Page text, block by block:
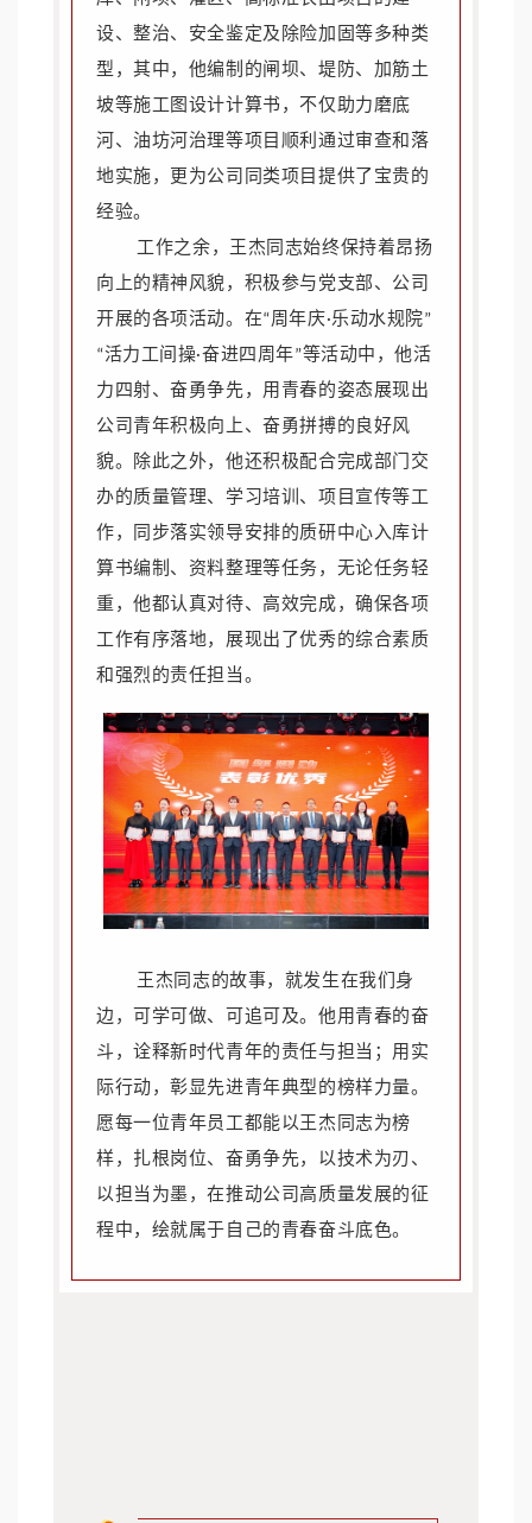
设、整治、安全鉴定及除险加固等多种类
型，其中，他编制的闸坝、堤防、加筋土
坡等施工图设计计算书，不仅助力磨底
河、油坊河治理等项目顺利通过审查和落
地实施，更为公司同类项目提供了宝贵的
经验。
工作之余，王杰同志始终保持着昂扬
向上的精神风貌，积极参与党支部、公司
开展的各项活动。在“周年庆·乐动水规院”
“活力工间操·奋进四周年”等活动中，他活
力四射、奋勇争先，用青春的姿态展现出
公司青年积极向上、奋勇拼搏的良好风
貌。除此之外，他还积极配合完成部门交
办的质量管理、学习培训、项目宣传等工
作，同步落实领导安排的质研中心入库计
算书编制、资料整理等任务，无论任务轻
重，他都认真对待、高效完成，确保各项
工作有序落地，展现出了优秀的综合素质
和强烈的责任担当。
王杰同志的故事，就发生在我们身
边，可学可做、可追可及。他用青春的奋
斗，诠释新时代青年的责任与担当；用实
际行动，彰显先进青年典型的榜样力量。
愿每一位青年员工都能以王杰同志为榜
样，扎根岗位、奋勇争先，以技术为刃、
以担当为墨，在推动公司高质量发展的征
程中，绘就属于自己的青春奋斗底色。